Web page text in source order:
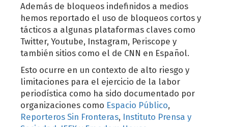
Además de bloqueos indefinidos a medios
hemos reportado el uso de bloqueos cortos y
tácticos a algunas plataformas claves como
Twitter, Youtube, Instagram, Periscope y
también sitios como el de CNN en Español.
Esto ocurre en un contexto de alto riesgo y
limitaciones para el ejercicio de la labor
periodística como ha sido documentado por
organizaciones como Espacio Público,
Reporteros Sin Fronteras, Instituto Prensa y